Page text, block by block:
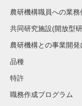
農研機構職員への業務
共同研究施設(開放型
農研機構との事業開発
品種
特許
職務作成プログラム